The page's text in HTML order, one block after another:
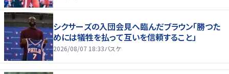
シクサーズの入団会見へ臨んだブラウン「勝つた
めには犠牲を払って互いを信頼すること」
2026/08/07 18:33バスケ